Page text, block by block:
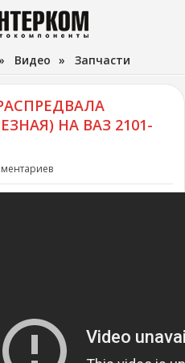
Видео » Запчасти
НА ВАЗ 2101-